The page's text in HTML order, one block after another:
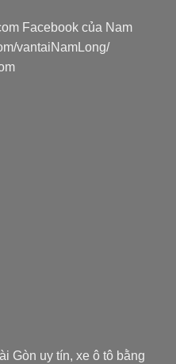
Facebook của Nam
vantaiNamLong/
Gòn uy tín, xe ô tô bằng